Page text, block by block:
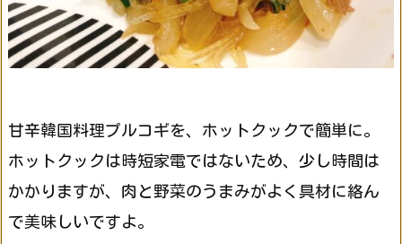
甘辛韓国料理プルコギを、ホットクックで簡単に。
ホットクックは時短家電ではないため、少し時間は
かかりますが、肉と野菜のうまみがよく具材に絡ん
で美味しいですよ。